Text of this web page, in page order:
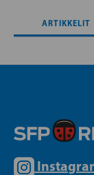
ARTIKKELIT